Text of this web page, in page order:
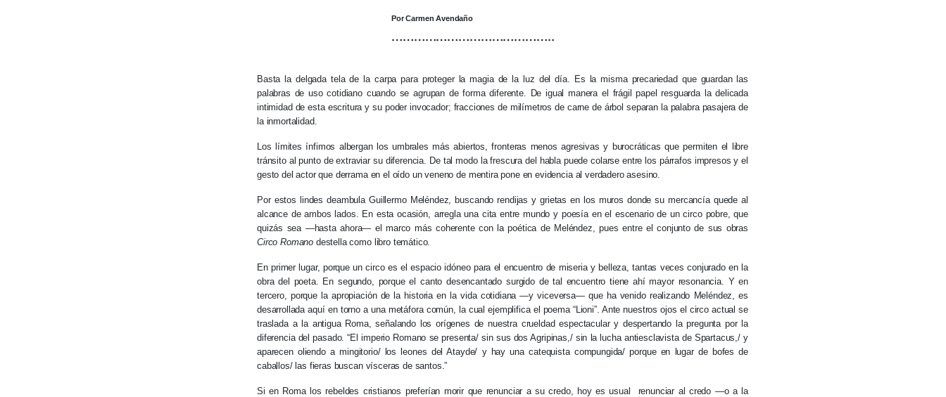
Por Carmen Avendaño
……………………………………..
Basta la delgada tela de la carpa para proteger la magia de la luz del día. Es la misma precariedad que guardan las
palabras de uso cotidiano cuando se agrupan de forma diferente. De igual manera el frágil papel resguarda la delicada
intimidad de esta escritura y su poder invocador; fracciones de milímetros de carne de árbol separan la palabra pasajera de
la inmortalidad.
Los límites ínfimos albergan los umbrales más abiertos, fronteras menos agresivas y burocráticas que permiten el libre
tránsito al punto de extraviar su diferencia. De tal modo la frescura del habla puede colarse entre los párrafos impresos y el
gesto del actor que derrama en el oído un veneno de mentira pone en evidencia al verdadero asesino.
Por estos lindes deambula Guillermo Meléndez, buscando rendijas y grietas en los muros donde su mercancía quede al
alcance de ambos lados. En esta ocasión, arregla una cita entre mundo y poesía en el escenario de un circo pobre, que
quizás sea —hasta ahora— el marco más coherente con la poética de Meléndez, pues entre el conjunto de sus obras
Circo Romano destella como libro temático.
En primer lugar, porque un circo es el espacio idóneo para el encuentro de miseria y belleza, tantas veces conjurado en la
obra del poeta. En segundo, porque el canto desencantado surgido de tal encuentro tiene ahí mayor resonancia. Y en
tercero, porque la apropiación de la historia en la vida cotidiana —y viceversa— que ha venido realizando Meléndez, es
desarrollada aquí en torno a una metáfora común, la cual ejemplifica el poema “Lioni”. Ante nuestros ojos el circo actual se
traslada a la antigua Roma, señalando los orígenes de nuestra crueldad espectacular y despertando la pregunta por la
diferencia del pasado. “El imperio Romano se presenta/ sin sus dos Agripinas,/ sin la lucha antiesclavista de Spartacus,/ y
aparecen oliendo a mingitorio/ los leones del Atayde/ y hay una catequista compungida/ porque en lugar de bofes de
caballos/ las fieras buscan vísceras de santos.”
Si en Roma los rebeldes cristianos preferían morir que renunciar a su credo, hoy es usual renunciar al credo —o a la